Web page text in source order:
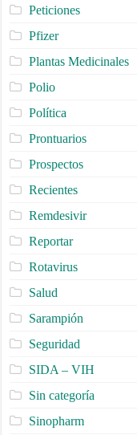
Peticiones
Pfizer
Plantas Medicinales
Polio
Política
Prontuarios
Prospectos
Recientes
Remdesivir
Reportar
Rotavirus
Salud
Sarampión
Seguridad
SIDA – VIH
Sin categoría
Sinopharm